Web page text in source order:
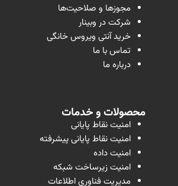
مجوزها و صلاحیت‌ها
شرکت در وبینار
خرید آنتی ویروس خانگی
تماس با ما
درباره ما
محصولات و خدمات
امنیت نقاط پایانی
امنیت نقاط پایانی پیشرفته
امنیت داده
امنیت زیرساخت شبکه
مدیریت فناوری اطلاعات